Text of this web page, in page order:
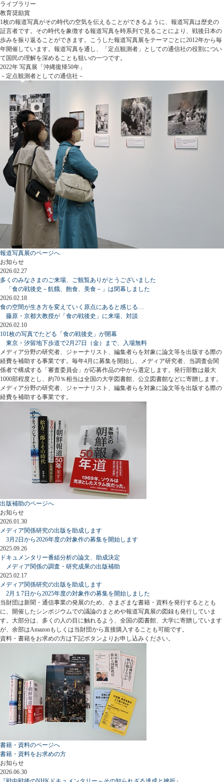
ライブラリー
教育奨励賞
1枚の報道写真がその時代の空気を伝えることができるように、報道写真は歴史の
証言者です。その時代を象徴する報道写真を時系列で見ることにより、戦後日本の
歩みを振り返ることができます。こうした報道写真展をテーマごとに2012年から毎
年開催しています。報道写真を通し、「定点観測者」としての通信社の役割につい
て国民の理解を深めることも狙いの一つです。
2022年 写真展「沖縄復帰50年」
－定点観測者としての通信社－
報道写真展のページへ
お知らせ
2026.02.27
多くのみなさまのご来場、ご観覧ありがとうございました
「食の戦後史－飢餓、飽食、美食－」は閉幕しました
2026.02.18
食の空間が生き方を変えていく原点にあると感じる…
藤原・京都大教授が「食の戦後史」に来場、対談
2026.02.10
101枚の写真でたどる「食の戦後史」が開幕
東京・汐留地下歩道で2月27日（金）まで、入場無料
メディア分野の研究者、ジャーナリスト、編集者らを対象に論文等を出版する際の
経費を補助する事業です。毎年4月に募集を開始し、メディア研究者、当調査会関
係者で構成する「審査委員会」が応募作品の中から選定します。発行部数は最大
1000部程度とし、約70％相当は全国の大学図書館、公立図書館などに寄贈します。
メディア分野の研究者、ジャーナリスト、編集者らを対象に論文等を出版する際の
経費を補助する事業です。
出版補助のページへ
お知らせ
2026.01.30
メディア関係研究の出版を助成します
3月2日から2026年度の対象作の募集を開始します
2025.09.26
ドキュメンタリー番組分析の論文、助成決定
メディア関係の調査・研究成果の出版補助
2025.02.17
メディア関係研究の出版を助成します
2月１7日から2025年度の対象作の募集を開始しました
当財団は新聞・通信事業の発展のため、さまざまな書籍・資料を発行するととも
に、開催したシンポジウムでの議論のまとめや報道写真展の図録も発行していま
す。大部分は、多くの人の目に触れるよう、全国の図書館、大学に寄贈しています
が、余部はAmazonもしくは当財団から直接購入することも可能です。
資料・書籍をお求めの方は下記ボタンよりお申し込みください。
書籍・資料のページへ
書籍・資料をお求めの方
お知らせ
2026.06.30